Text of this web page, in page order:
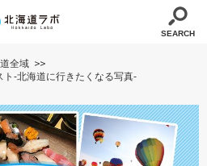
SEARCH
全域
ト-北海道に行きたくなる写真-